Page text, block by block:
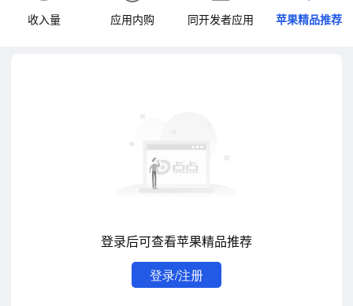
收入量 应用内购 同开发者应用 苹果精品推荐
登录后可查看苹果精品推荐
登录/注册